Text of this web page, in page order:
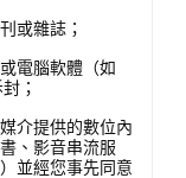
或雜誌；
電腦軟體（如
；
介提供的數位內
、影音串流服
並經您事先同意